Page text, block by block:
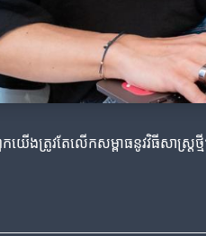
ត្រូវតែលើកសម្ពាធនូវវិធីសាស្ត្រ